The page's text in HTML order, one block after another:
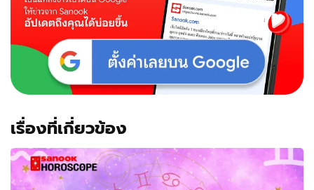
เรื่องที่เกี่ยวข้อง